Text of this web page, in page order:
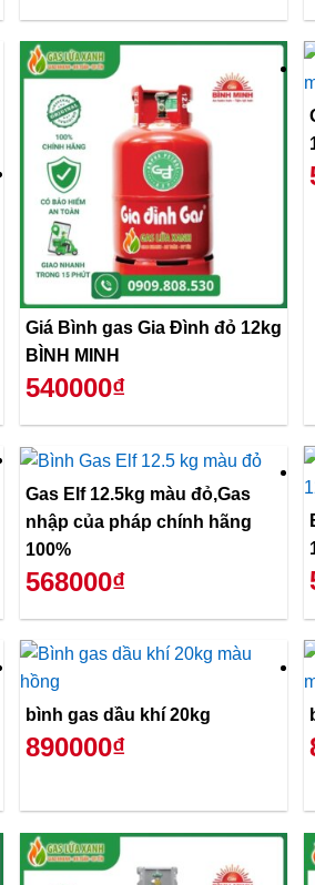
Giá Bình gas Gia Đình đỏ 12kg
BÌNH MINH
540000₫
Gas Elf 12.5kg màu đỏ,Gas
nhập của pháp chính hãng
100%
568000₫
bình gas dầu khí 20kg
890000₫